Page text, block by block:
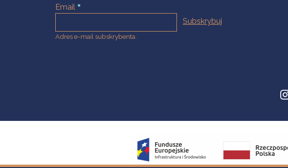
Email
Adres e-mail subskrybenta.